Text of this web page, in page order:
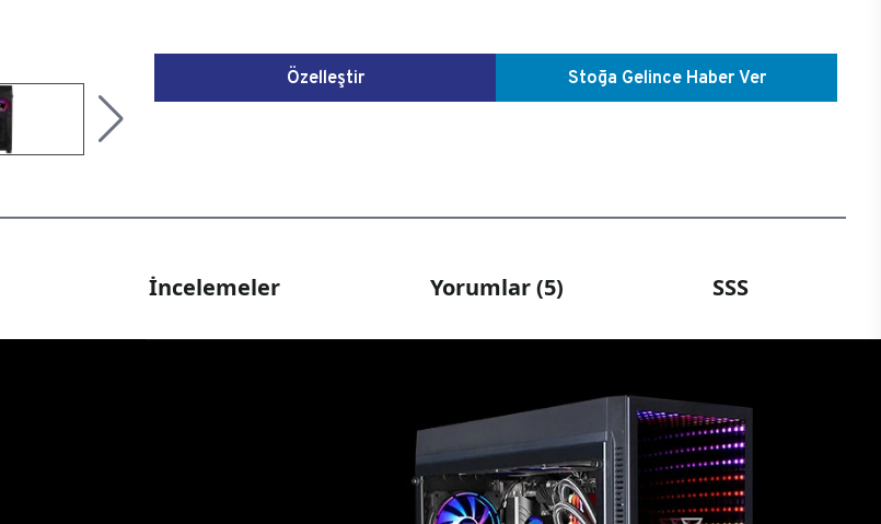
Özelleştir Stoğa Gelince Haber Ver
İncelemeler Yorumlar (5) SSS